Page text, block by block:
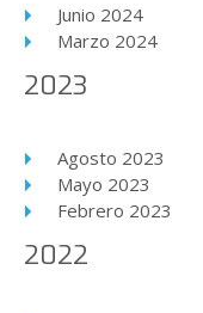
Junio 2024
Marzo 2024
2023
Agosto 2023
Mayo 2023
Febrero 2023
2022